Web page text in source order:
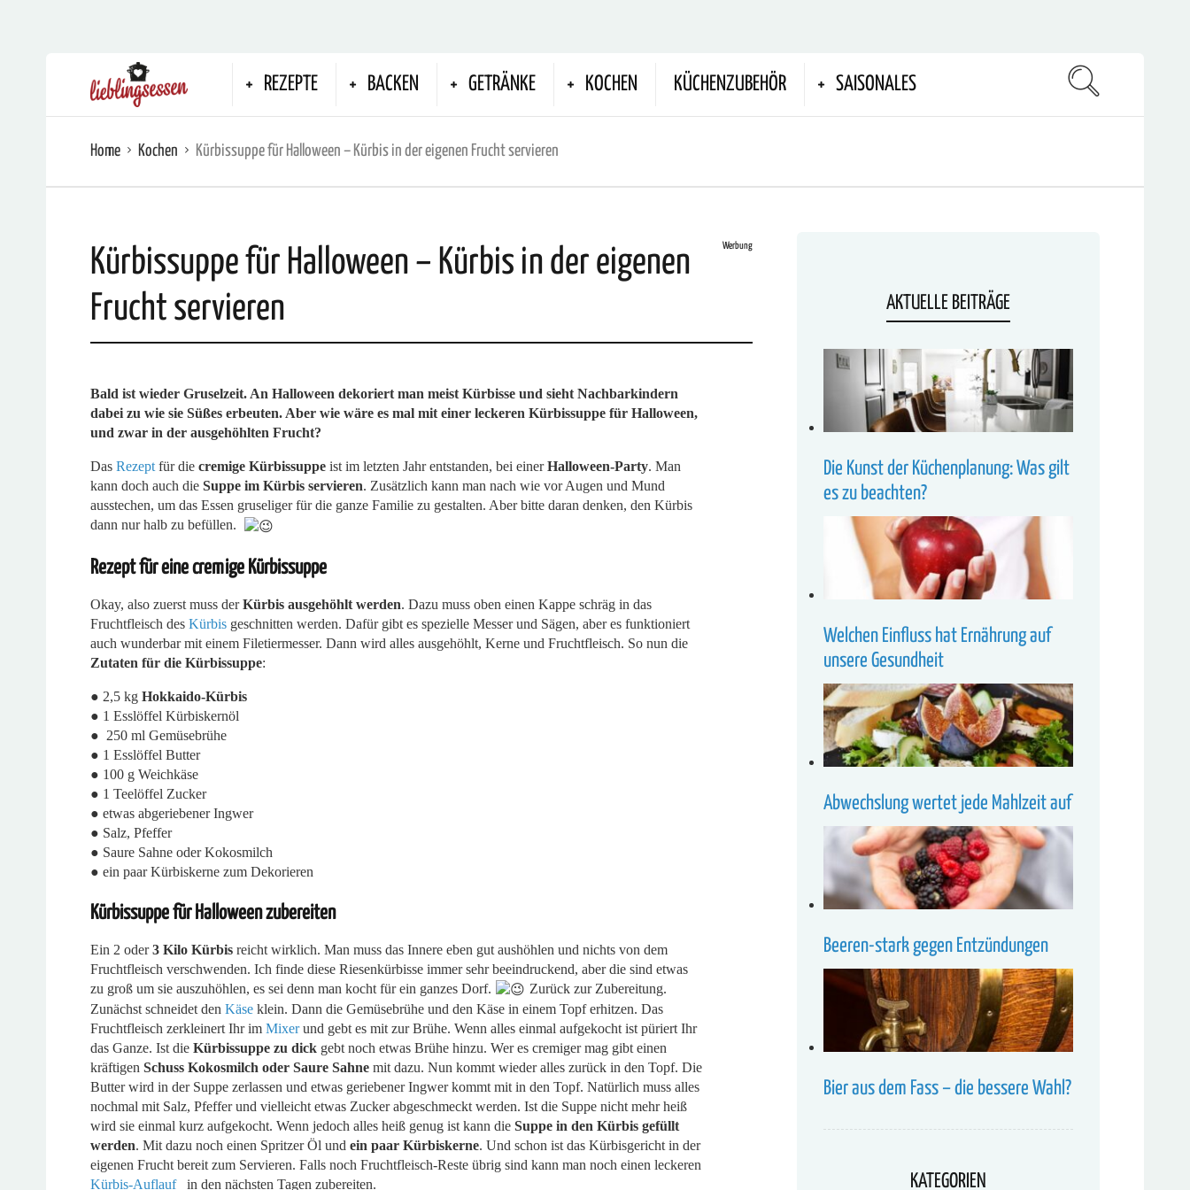
REZEPTE BACKEN GETRÄNKE KOCHEN KÜCHENZUBEHÖR SAISONALES
Home Kochen Kürbissuppe für Halloween – Kürbis in der eigenen Frucht servieren
Kürbissuppe für Halloween – Kürbis in der eigenen
Frucht servieren
Werbung
Bald ist wieder Gruselzeit. An Halloween dekoriert man meist Kürbisse und sieht Nachbarkindern
dabei zu wie sie Süßes erbeuten. Aber wie wäre es mal mit einer leckeren Kürbissuppe für Halloween,
und zwar in der ausgehöhlten Frucht?
Das Rezept für die cremige Kürbissuppe ist im letzten Jahr entstanden, bei einerHalloween-Party. Man
kann doch auch die Suppe im Kürbis servieren. Zusätzlich kann man nach wie vor Augen und Mund
ausstechen, um das Essen gruseliger für die ganze Familie zu gestalten. Aber bitte daran denken, den Kürbis
dann nur halb zu befüllen.
Rezept für eine cremige Kürbissuppe
Okay, also zuerst muss derKürbis ausgehöhlt werden. Dazu muss oben einen Kappe schräg in das
Fruchtfleisch des Kürbis geschnitten werden. Dafür gibt es spezielle Messer und Sägen, aber es funktioniert
auch wunderbar mit einem Filetiermesser. Dann wird alles ausgehöhlt, Kerne und Fruchtfleisch. So nun die
Zutaten für die Kürbissuppe:
● 2,5 kg Hokkaido-Kürbis
● 1 Esslöffel Kürbiskernöl
● 250 ml Gemüsebrühe
● 1 Esslöffel Butter
● 100 g Weichkäse
● 1 Teelöffel Zucker
● etwas abgeriebener Ingwer
● Salz, Pfeffer
● Saure Sahne oder Kokosmilch
● ein paar Kürbiskerne zum Dekorieren
Kürbissuppe für Halloween zubereiten
Ein 2 oder3 Kilo Kürbis reicht wirklich. Man muss das Innere eben gut aushöhlen und nichts von dem
Fruchtfleisch verschwenden. Ich finde diese Riesenkürbisse immer sehr beeindruckend, aber die sind etwas
zu groß um sie auszuhöhlen, es sei denn man kocht für ein ganzes Dorf.
Zurück zur Zubereitung.
Zunächst schneidet den Käse klein. Dann die Gemüsebrühe und den Käse in einem Topf erhitzen. Das
Fruchtfleisch zerkleinert Ihr im Mixerund gebt es mit zur Brühe. Wenn alles einmal aufgekocht ist püriert Ihr
das Ganze. Ist die Kürbissuppe zu dick gebt noch etwas Brühe hinzu. Wer es cremiger mag gibt einen
kräftigen Schuss Kokosmilch oder Saure Sahne mit dazu. Nun kommt wieder alles zurück in den Topf. Die
Butter wird in der Suppe zerlassen und etwas geriebener Ingwer kommt mit in den Topf. Natürlich muss alles
nochmal mit Salz, Pfeffer und vielleicht etwas Zucker abgeschmeckt werden. Ist die Suppe nicht mehr heiß
wird sie einmal kurz aufgekocht. Wenn jedoch alles heiß genug ist kann die Suppe in den Kürbis gefüllt
werden. Mit dazu noch einen Spritzer Öl und ein paar Kürbiskerne. Und schon ist das Kürbisgericht in der
eigenen Frucht bereit zum Servieren. Falls noch Fruchtfleisch-Reste übrig sind kann man noch einen leckeren
Kürbis-Auflauf
in den nächsten Tagen zubereiten.
AKTUELLE BEITRÄGE
Die Kunst der Küchenplanung: Was gilt
es zu beachten?
Welchen Einfluss hat Ernährung auf
unsere Gesundheit
Abwechslung wertet jede Mahlzeit auf
Beeren-stark gegen Entzündungen
Bier aus dem Fass – die bessere Wahl?
KATEGORIEN